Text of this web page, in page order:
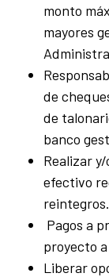
monto
mayores
de
de
banco
Realizar
efectivo
reintegros.
Pagos a
proyecto
Liberar